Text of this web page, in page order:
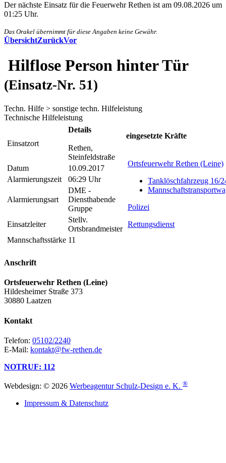
Der nächste Einsatz für die Feuerwehr Rethen ist am 09.08.2026 um
01:25 Uhr.
Das Orakel übernimmt für diese Angaben keine Gewähr.
ÜbersichtZurückVor
Hilflose Person hinter Tür
(Einsatz-Nr. 51)
Techn. Hilfe > sonstige techn. Hilfeleistung
Technische Hilfeleistung
Einsatzort
Details
Rethen,
Steinfeldstraße
Datum
10.09.2017
Alarmierungszeit
06:29 Uhr
Alarmierungsart
DME -
Diensthabende
Gruppe
Einsatzleiter
Stellv.
Ortsbrandmeister
Mannschaftsstärke 11
eingesetzte Kräfte
Ortsfeuerwehr Rethen (Leine)
Tanklöschfahrzeug 16/
Polizei
Rettungsdienst
Anschrift
Ortsfeuerwehr Rethen (Leine)
Hildesheimer Straße 373
30880 Laatzen
Kontakt
Telefon: 05102/2240
E-Mail: kontakt@fw-rethen.de
NOTRUF: 112
Webdesign: © 2026 Werbeagentur Schulz-Design e. K. ®
Impressum & Datenschutz